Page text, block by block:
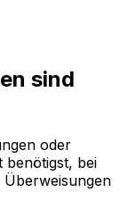
sind
oder
benötigst, bei